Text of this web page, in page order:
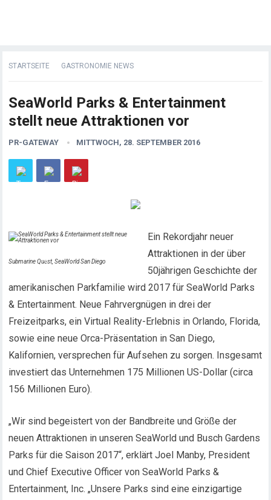
STARTSEITE GASTRONOMIE NEWS
SeaWorld Parks & Entertainment
stellt neue Attraktionen vor
PR-GATEWAY MITTWOCH, 28. SEPTEMBER 2016
Submarine Quest, SeaWorld San Diego
Ein Rekordjahr neuer
Attraktionen in der über
50jährigen Geschichte der
amerikanischen Parkfamilie wird 2017 für SeaWorld Parks
& Entertainment. Neue Fahrvergnügen in drei der
Freizeitparks, ein Virtual Reality-Erlebnis in Orlando, Florida,
sowie eine neue Orca-Präsentation in San Diego,
Kalifornien, versprechen für Aufsehen zu sorgen. Insgesamt
investiert das Unternehmen 175 Millionen US-Dollar (circa
156 Millionen Euro).
„Wir sind begeistert von der Bandbreite und Größe der
neuen Attraktionen in unseren SeaWorld und Busch Gardens
Parks für die Saison 2017“, erklärt Joel Manby, President
und Chief Executive Officer von SeaWorld Parks &
Entertainment, Inc. „Unsere Parks sind eine einzigartige